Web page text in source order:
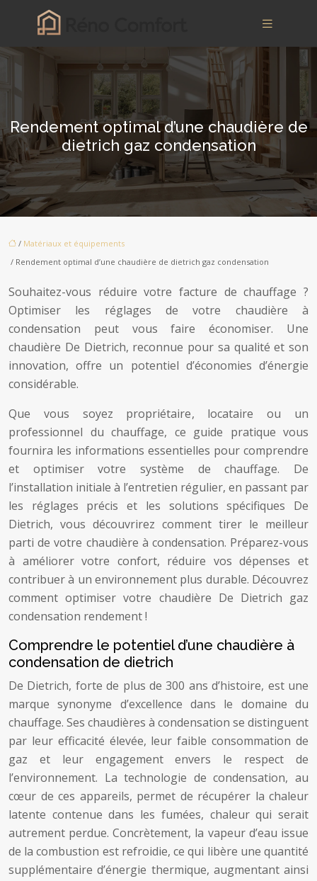
Rendement optimal d’une chaudière de
dietrich gaz condensation
/ Matériaux et équipements
/ Rendement optimal d’une chaudière de dietrich gaz condensation
Souhaitez-vous réduire votre facture de chauffage ?
Optimiser les réglages de votre chaudière à
condensation peut vous faire économiser. Une
chaudière De Dietrich, reconnue pour sa qualité et son
innovation, offre un potentiel d’économies d’énergie
considérable.
Que vous soyez propriétaire, locataire ou un
professionnel du chauffage, ce guide pratique vous
fournira les informations essentielles pour comprendre
et optimiser votre système de chauffage. De
l’installation initiale à l’entretien régulier, en passant par
les réglages précis et les solutions spécifiques De
Dietrich, vous découvrirez comment tirer le meilleur
parti de votre chaudière à condensation. Préparez-vous
à améliorer votre confort, réduire vos dépenses et
contribuer à un environnement plus durable. Découvrez
comment optimiser votre chaudière De Dietrich gaz
condensation rendement !
Comprendre le potentiel d’une chaudière à
condensation de dietrich
De Dietrich, forte de plus de 300 ans d’histoire, est une
marque synonyme d’excellence dans le domaine du
chauffage. Ses chaudières à condensation se distinguent
par leur efficacité élevée, leur faible consommation de
gaz et leur engagement envers le respect de
l’environnement. La technologie de condensation, au
cœur de ces appareils, permet de récupérer la chaleur
latente contenue dans les fumées, chaleur qui serait
autrement perdue. Concrètement, la vapeur d’eau issue
de la combustion est refroidie, ce qui libère une quantité
supplémentaire d’énergie thermique, augmentant ainsi